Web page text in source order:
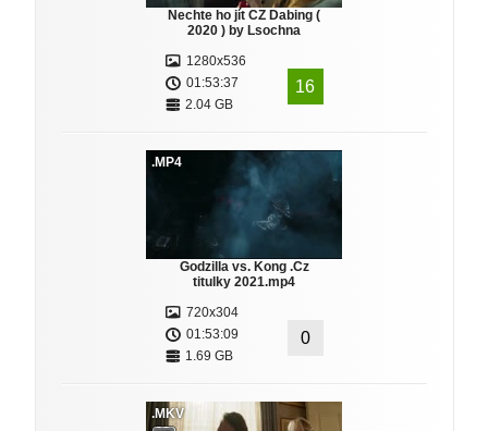
Nechte ho jít CZ Dabing (
2020 ) by Lsochna
1280x536
01:53:37
2.04 GB
16
.MP4
Godzilla vs. Kong .Cz
titulky 2021.mp4
720x304
01:53:09
1.69 GB
0
.MKV